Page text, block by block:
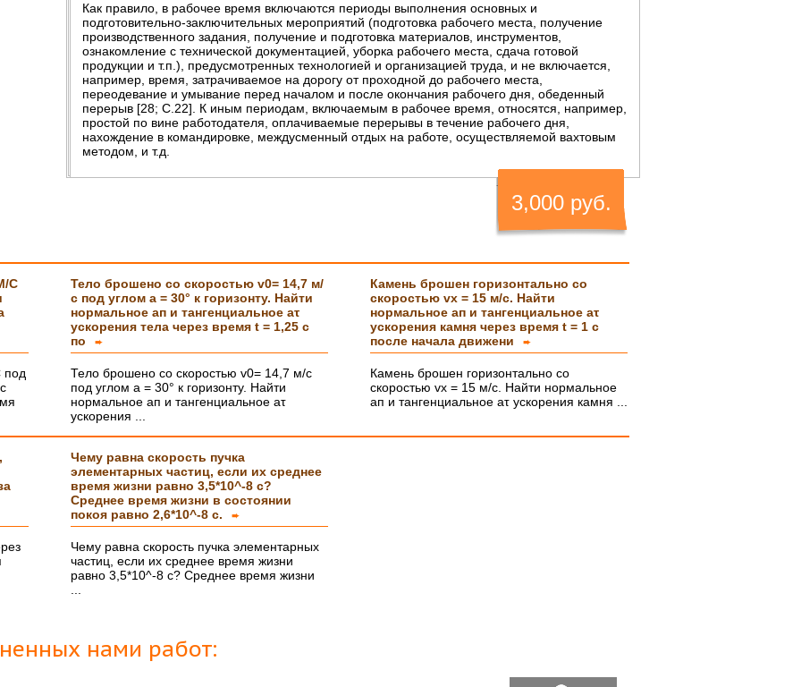
и
:)
Как правило, в рабочее время включаются периоды выполнения основных и
подготовительно-заключительных мероприятий (подготовка рабочего места, получение
производственного задания, получение и подготовка материалов, инструментов,
ознакомление с технической документацией, уборка рабочего места, сдача готовой
продукции и т.п.), предусмотренных технологией и организацией труда, и не включается,
например, время, затрачиваемое на дорогу от проходной до рабочего места,
переодевание и умывание перед началом и после окончания рабочего дня, обеденный
перерыв [28; С.22]. К иным периодам, включаемым в рабочее время, относятся, например,
простой по вине работодателя, оплачиваемые перерывы в течение рабочего дня,
нахождение в командировке, междусменный отдых на работе, осуществляемой вахтовым
методом, и т.д.
3,000 руб.
C
под
Тело брошено со скоростью v0= 14,7 м/
с под углом а = 30° к горизонту. Найти
нормальное ап и тангенциальное аτ
ускорения тела через время t = 1,25 с
по
➨
Тело брошено со скоростью v0= 14,7 м/с
под углом а = 30° к горизонту. Найти
нормальное ап и тангенциальное аτ
ускорения ...
Камень брошен горизонтально со
скоростью vx = 15 м/с. Найти
нормальное ап и тангенциальное аτ
ускорения камня через время t = 1 с
после начала движени
➨
Камень брошен горизонтально со
скоростью vx = 15 м/с. Найти нормальное
ап и тангенциальное аτ ускорения камня ...
Чему равна скорость пучка
элементарных частиц, если их среднее
время жизни равно 3,5*10^-8 с?
Среднее время жизни в состоянии
покоя равно 2,6*10^-8 с.
➨
Чему равна скорость пучка элементарных
частиц, если их среднее время жизни
равно 3,5*10^-8 с? Среднее время жизни
нами работ: